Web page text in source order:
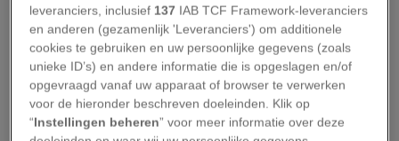
Lees ook:Ruimtetelescoop ‘James Webb’ zal
revolutie teweegbrengen in onze kennis over
exoplaneten
In de komende circa vijf maanden zullen
leveranciers, inclusief 137 IAB TCF Framework-leveranciers
en anderen (gezamenlijk 'Leveranciers') om additionele
cookies te gebruiken en uw persoonlijke gegevens (zoals
unieke ID’s) en andere informatie die is opgeslagen en/of
opgevraagd vanaf uw apparaat of browser te verwerken
voor de hieronder beschreven doeleinden. Klik op
“Instellingen beheren” voor meer informatie over deze